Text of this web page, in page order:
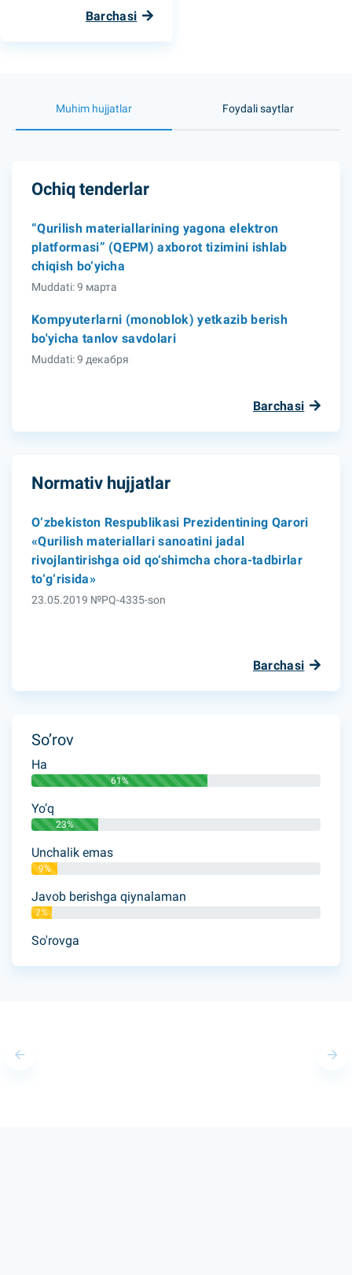
Barchasi
Muhim hujjatlar Foydali saytlar
Ochiq tenderlar
“Qurilish materiallarining yagona elektron
platformasi” (QEPM) axborot tizimini ishlab
chiqish bo‘yicha
Muddati: 9 марта
Kompyuterlarni (monoblok) yetkazib berish
bo'yicha tanlov savdolari
Muddati: 9 декабря
Barchasi
Normativ hujjatlar
O‘zbekiston Respublikasi Prezidentining Qarori
«Qurilish materiallari sanoatini jadal
rivojlantirishga oid qo‘shimcha chora-tadbirlar
to‘g‘risida»
23.05.2019 №PQ-4335-son
Barchasi
So’rov
Ha
61%
Yo’q
23%
Unchalik emas
9%
Javob berishga qiynalaman
7%
So'rovga